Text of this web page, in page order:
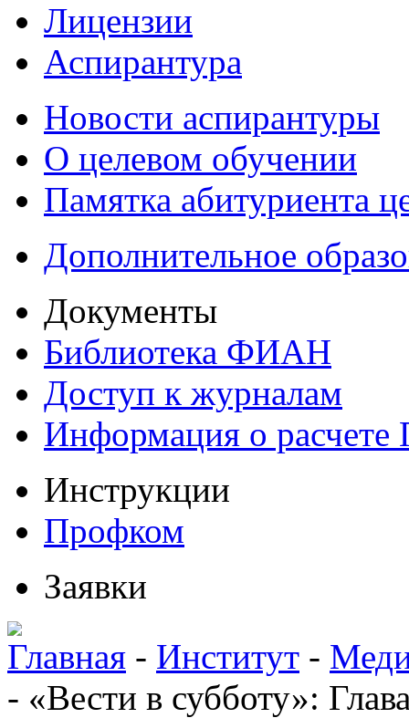
Лицензии
Аспирантура
Новости аспирантуры
О целевом обучении
Памятка абитуриента
Дополнительное
Документы
Библиотека ФИАН
Доступ к журналам
Информация о
Инструкции
Профком
Заявки
Главная - Институт -
- «Вести в субботу»: